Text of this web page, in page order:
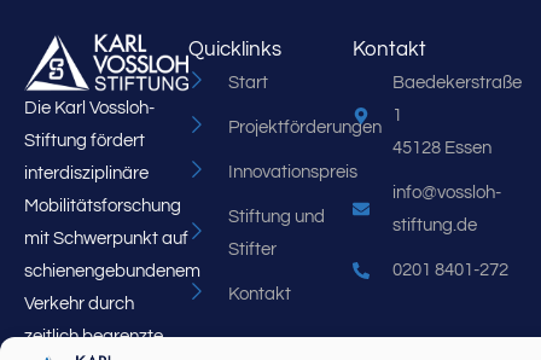
Die Karl Vossloh-
Stiftung fördert
interdisziplinäre
Mobilitätsforschung
mit Schwerpunkt auf
schienengebundenem
Verkehr durch
zeitlich begrenzte
Quicklinks
Start
Projektförderungen
Innovationspreis
Stiftung und
Stifter
Kontakt
Kontakt
Baedekerstraße
1
45128 Essen
info@vossloh-
stiftung.de
0201 8401-272